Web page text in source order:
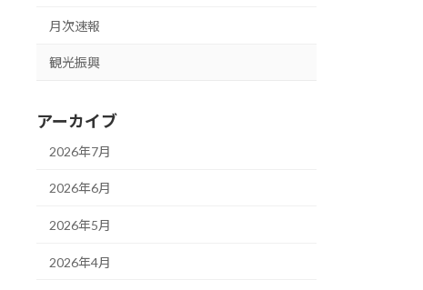
月次速報
観光振興
アーカイブ
2026年7月
2026年6月
2026年5月
2026年4月